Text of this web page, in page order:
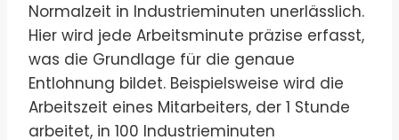
Normalzeit in Industrieminuten unerlässlich.
Hier wird jede Arbeitsminute präzise erfasst,
was die Grundlage für die genaue
Entlohnung bildet. Beispielsweise wird die
Arbeitszeit eines Mitarbeiters, der 1 Stunde
arbeitet, in 100 Industrieminuten